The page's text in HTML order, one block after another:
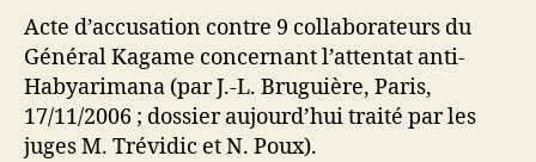
Acte d’accusation contre 9 collaborateurs du
Général Kagame concernant l’attentat anti-
Habyarimana (par J.-L. Bruguière, Paris,
17/11/2006 ; dossier aujourd’hui traité par les
juges M. Trévidic et N. Poux).